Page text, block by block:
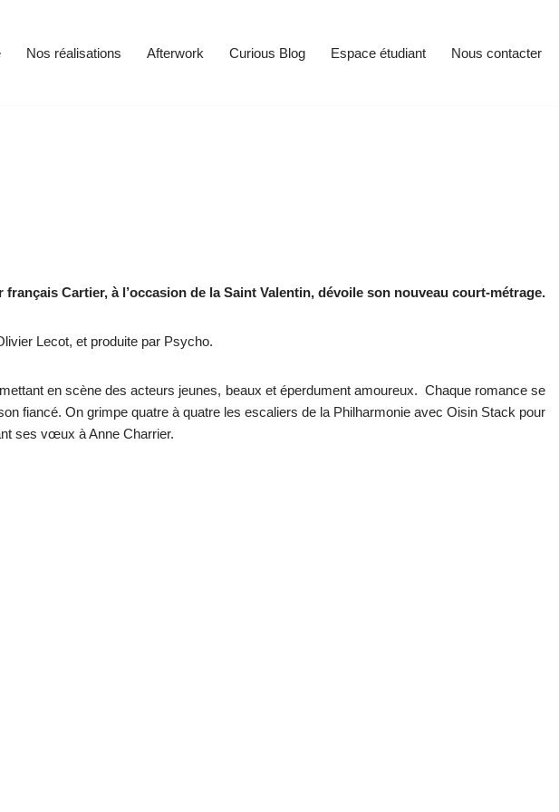
Nos réalisations Afterwork Curious Blog Espace étudiant Nous contacter
Cartier, à l’occasion de la Saint Valentin, dévoile son nouveau court-métrage.
Lecot, et produite par Psycho.
en scène des acteurs jeunes, beaux et éperdument amoureux. Chaque romance se
fiancé. On grimpe quatre à quatre les escaliers de la Philharmonie avec Oisin Stack pour
ses vœux à Anne Charrier.